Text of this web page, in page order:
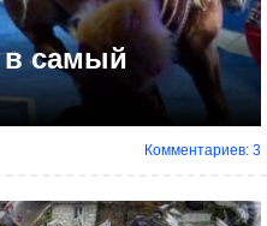
в самый
Комментариев: 3